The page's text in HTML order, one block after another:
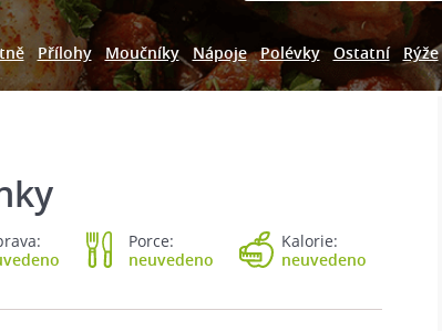
Přílohy Moučníky Nápoje Polévky Ostatní Rýže
Porce:
neuvedeno
Kalorie:
neuvedeno